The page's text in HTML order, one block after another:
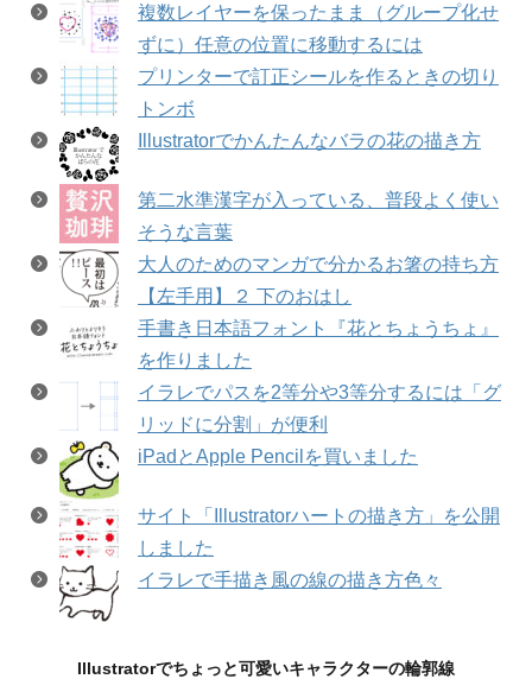
複数レイヤーを保ったまま（グループ化せ
ずに）任意の位置に移動するには
プリンターで訂正シールを作るときの切り
トンボ
Illustratorでかんたんなバラの花の描き方
第二水準漢字が入っている、普段よく使い
そうな言葉
大人のためのマンガで分かるお箸の持ち方
【左手用】２ 下のおはし
手書き日本語フォント『花とちょうちょ』
を作りました
イラレでパスを2等分や3等分するには「グ
リッドに分割」が便利
iPadとApple Pencilを買いました
サイト「Illustratorハートの描き方」を公開
しました
イラレで手描き風の線の描き方色々
Illustratorでちょっと可愛いキャラクターの輪郭線